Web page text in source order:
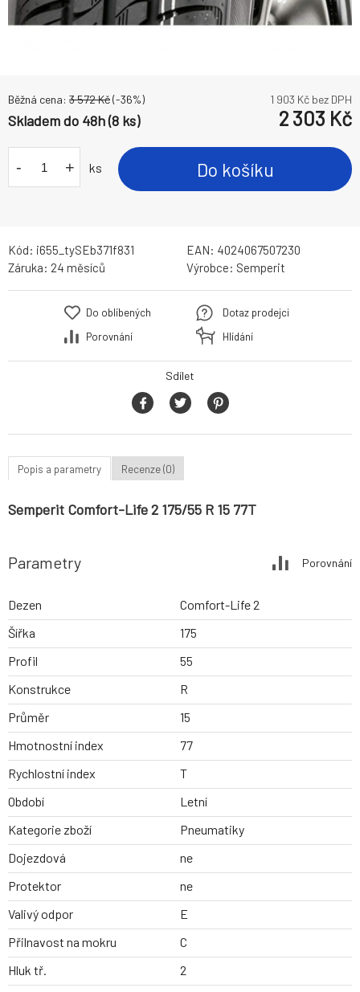
Běžná cena: 3 572Kč(-36%) 1 903 Kč bez DPH
Skladem do 48h (8 ks) 2 303 Kč
- + ks Do košíku
Kód: i655_tySEb371f831 EAN: 4024067507230
Záruka: 24 měsíců Výrobce: Semperit
Do oblíbených
Porovnání
Dotaz prodejci
Hlídání
Sdílet
Popis a parametry Recenze (0)
Semperit Comfort-Life 2 175/55 R 15 77T
Parametry Porovnání
Dezen
Comfort-Life 2
Šířka
175
Profil
55
Konstrukce
R
Průměr
15
Hmotnostní index
77
Rychlostní index
T
Období
Letní
Kategorie zboží
Pneumatiky
Dojezdová
ne
Protektor
ne
Valivý odpor
E
Přilnavost na mokru
C
Hluk tř.
2